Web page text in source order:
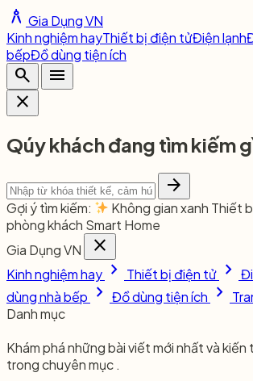
architecture Gia Dụng VN
Kinh nghiệm hayThiết bị điện tửĐiện lạnh
bếpĐồ dùng tiện ích
search
menu
close
Qúy khách đang tìm kiếm
arrow_forward
Gợi ý tìm kiếm: Không gian xanh Thiết
phòng khách Smart Home
Gia Dụng VN
close
Kinh nghiệm hay chevron_right Thiết bị điện tử chevron_right
dùng nhà bếp chevron_right Đồ dùng tiện ích chevron_right
Danh mục
Khám phá những bài viết mới nhất và
trong chuyên mục .